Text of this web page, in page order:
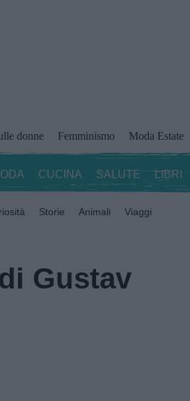
donne Femminismo Moda Estate
CUCINA SALUTE LIBRI
Storie Animali Viaggi
Gustav